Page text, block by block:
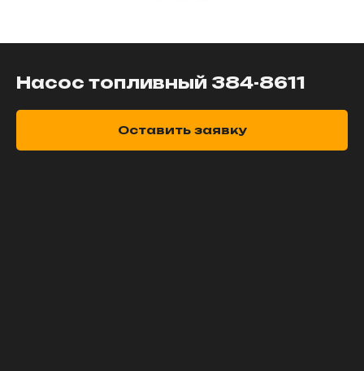
Насос топливный 384-8611
Оставить заявку